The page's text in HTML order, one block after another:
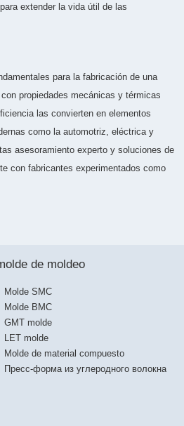
extender la vida útil de las
para la fabricación de una
propiedades mecánicas y térmicas
las convierten en elementos
como la automotriz, eléctrica y
asesoramiento experto y soluciones de
con fabricantes experimentados como
de moldeo
Molde SMC
Molde BMC
GMT molde
LET molde
Molde de material compuesto
Пресс-форма из углеродного волокна